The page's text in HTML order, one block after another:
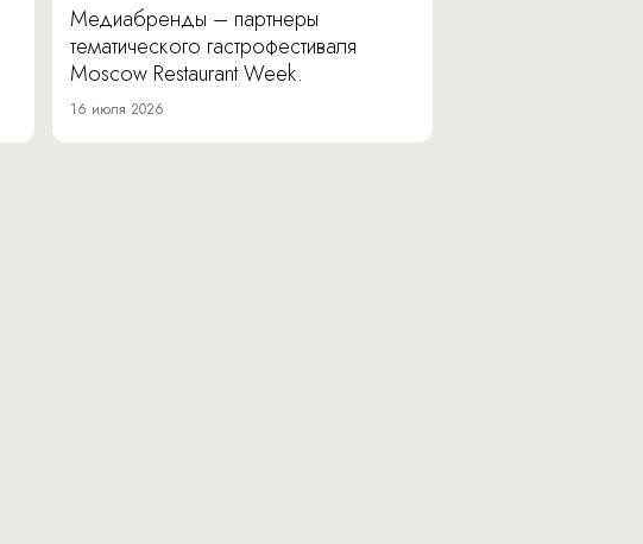
Медиабренды – партнеры
тематического гастрофестиваля
Moscow Restaurant Week.
16 июля 2026